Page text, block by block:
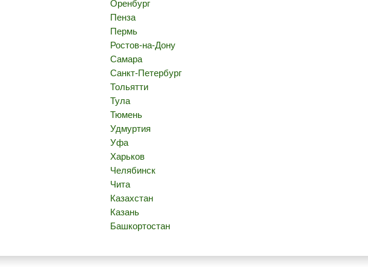
Оренбург
Пенза
Пермь
Ростов-на-Дону
Самара
Санкт-Петербург
Тольятти
Тула
Тюмень
Удмуртия
Уфа
Харьков
Челябинск
Чита
Казахстан
Казань
Башкортостан